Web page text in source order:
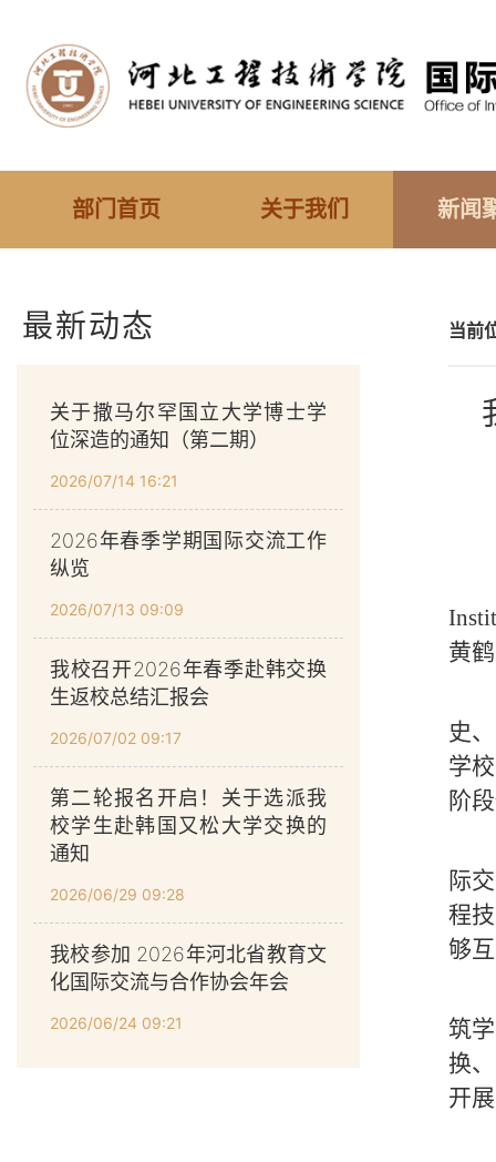
部门首页 关于我们 新闻
最新动态
关于撒马尔罕国立大学博士学
位深造的通知（第二期）
2026/07/14 16:21
2026年春季学期国际交流工作
纵览
2026/07/13 09:09
我校召开2026年春季赴韩交换
生返校总结汇报会
2026/07/02 09:17
第二轮报名开启！关于选派我
校学生赴韩国又松大学交换的
通知
2026/06/29 09:28
我校参加 2026年河北省教育文
化国际交流与合作协会年会
2026/06/24 09:21
当前
黄
史
学
阶
际
程
够
筑
换
开